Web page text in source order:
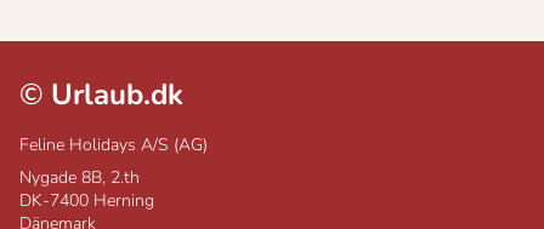
© Urlaub.dk
Feline Holidays A/S (AG)
Nygade 8B, 2.th
DK-7400 Herning
Dänemark